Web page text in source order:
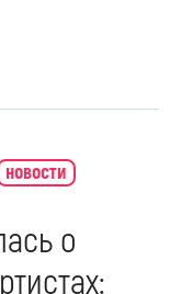
новости
о